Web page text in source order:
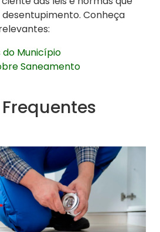
Conheça
do Município
Saneamento